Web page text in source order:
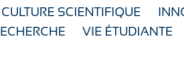
CULTURE SCIENTIFIQUE
VIE ÉTUDIANTE